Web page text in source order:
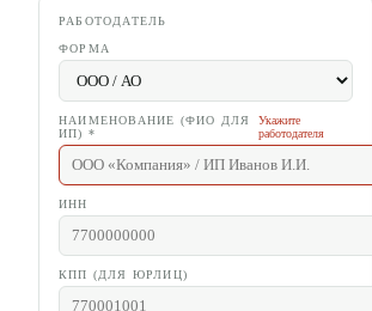
РАБОТОДАТЕЛЬ
ФОРМА
НАИМЕНОВАНИЕ (ФИО ДЛЯ
ИП) *
Укажите
работодателя
ИНН
КПП (ДЛЯ ЮРЛИЦ)